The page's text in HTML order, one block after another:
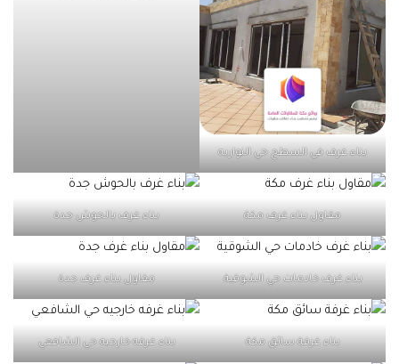
بناء غرف في السطح حي النواريه
مقاول بناء غرف مكة بناء غرف بالحوش جدة
بناء غرف خادمات حي الشوقية مقاول بناء غرف جدة
بناء غرفة سائق مكة بناء غرفه خارجيه حي الشافعي